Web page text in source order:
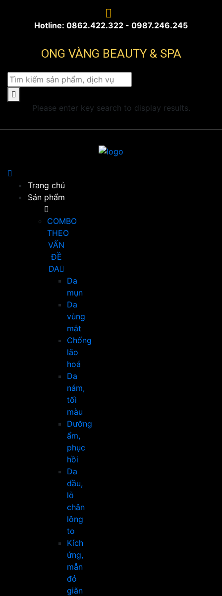
Hotline: 0862.422.322 - 0987.246.245
ONG VÀNG BEAUTY & SPA
Please enter key search to display results.
Trang chủ
Sản phẩm
COMBO
THEO
VẤN
ĐỀ
DA
Da
mụn
Da
vùng
mắt
Chống
lão
hoá
Da
nám,
tối
màu
Dưỡng
ẩm,
phục
hồi
Da
dầu,
lỗ
chân
lông
to
Kích
ứng,
mẫn
đỏ
giãn